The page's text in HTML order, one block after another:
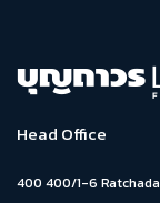
Head Office
400 400/1-6